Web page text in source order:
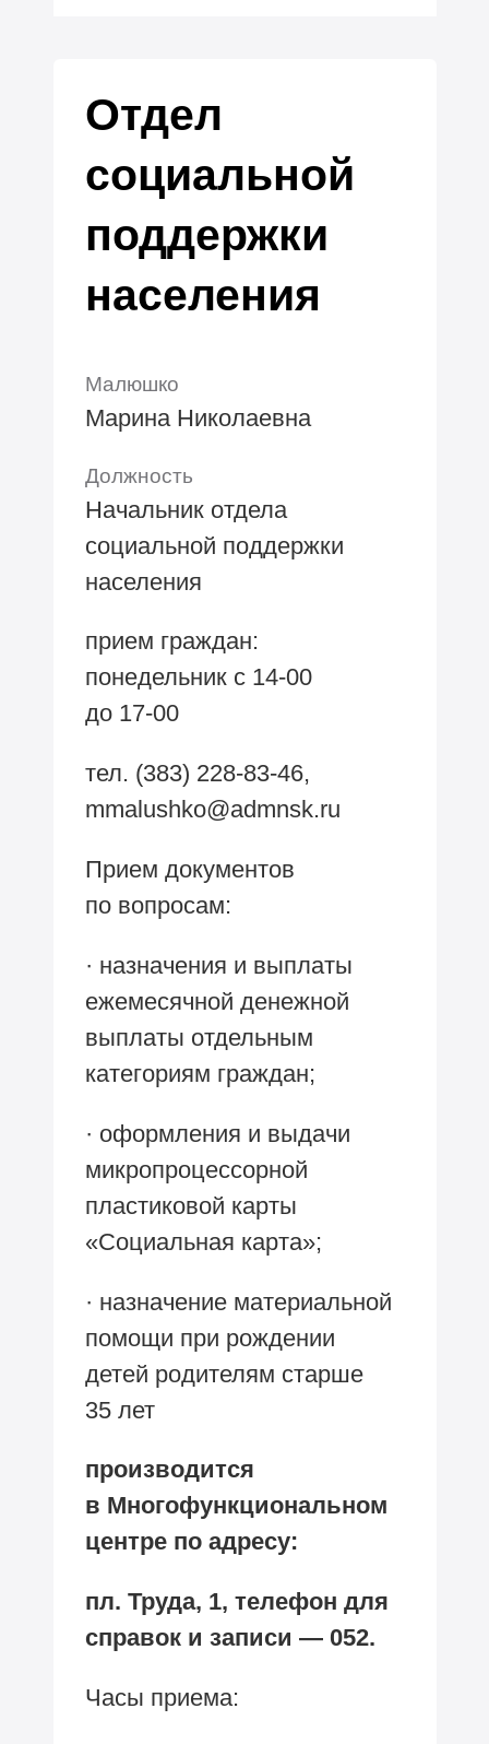
Отдел
социальной
поддержки
населения
Малюшко
Марина Николаевна
Должность
Начальник отдела
социальной поддержки
населения
прием граждан:
понедельник с 14-00
до 17-00
тел. (383) 228-83-46,
mmalushko@admnsk.ru
Прием документов
по вопросам:
· назначения и выплаты
ежемесячной денежной
выплаты отдельным
категориям граждан;
· оформления и выдачи
микропроцессорной
пластиковой карты
«Социальная карта»;
· назначение материальной
помощи при рождении
детей родителям старше
35 лет
производится
в Многофункциональном
центре по адресу:
пл. Труда, 1, телефон для
справок и записи — 052.
Часы приема: